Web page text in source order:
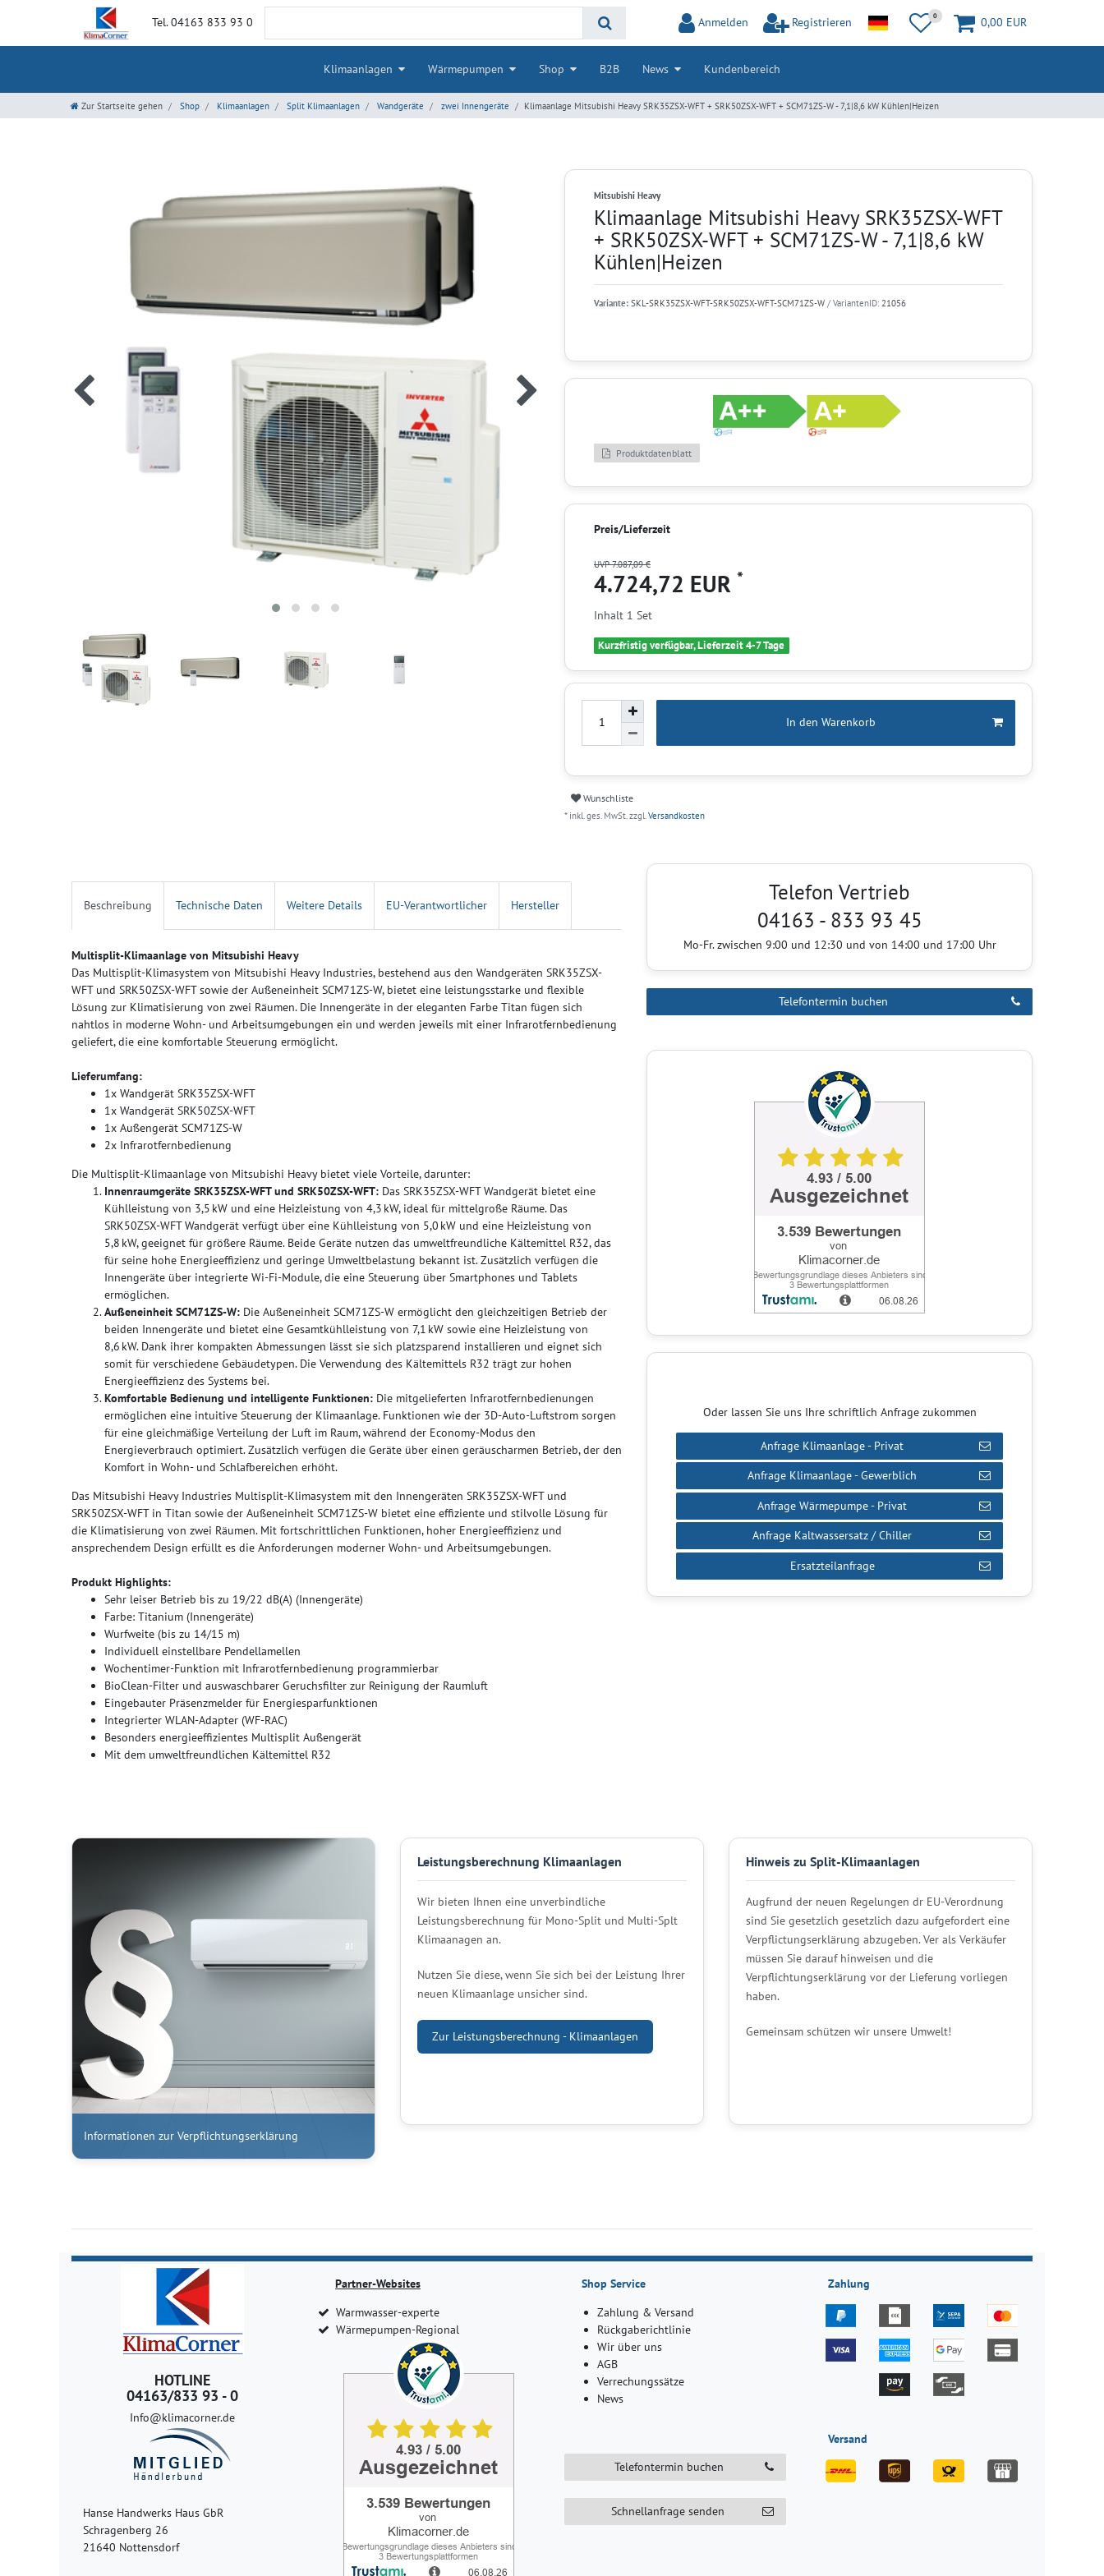
Tel. 04163 833 93 0 Anmelden Registrieren 0 0,00 EUR
Klimaanlagen Wärmepumpen Shop B2B News Kundenbereich
Zur Startseite gehen Shop Klimaanlagen Split Klimaanlagen Wandgeräte zwei Innengeräte Klimaanlage Mitsubishi Heavy SRK35ZSX-WFT + SRK50ZSX-WFT + SCM71ZS-W - 7,1|8,6 kW Kühlen|Heizen
Mitsubishi Heavy
Klimaanlage Mitsubishi Heavy SRK35ZSX-WFT
+ SRK50ZSX-WFT + SCM71ZS-W - 7,1|8,6 kW
Kühlen|Heizen
Variante: SKL-SRK35ZSX-WFT-SRK50ZSX-WFT-SCM71ZS-W / VariantenID: 21056
Produktdatenblatt
Preis/Lieferzeit
UVP 7.087,09 €
4.724,72 EUR *
Inhalt 1 Set
Kurzfristig verfügbar, Lieferzeit 4-7 Tage
In den Warenkorb
Wunschliste
* inkl. ges. MwSt. zzgl. Versandkosten
Beschreibung Technische Daten Weitere Details EU-Verantwortlicher Hersteller
Multisplit-Klimaanlage von Mitsubishi Heavy
Das Multisplit-Klimasystem von Mitsubishi Heavy Industries, bestehend aus den Wandgeräten SRK35ZSX-
WFT und SRK50ZSX-WFT sowie der Außeneinheit SCM71ZS-W, bietet eine leistungsstarke und flexible
Lösung zur Klimatisierung von zwei Räumen. Die Innengeräte in der eleganten Farbe Titan fügen sich
nahtlos in moderne Wohn- und Arbeitsumgebungen ein und werden jeweils mit einer Infrarotfernbedienung
geliefert, die eine komfortable Steuerung ermöglicht.
Lieferumfang:
1x Wandgerät SRK35ZSX-WFT
1x Wandgerät SRK50ZSX-WFT
1x Außengerät SCM71ZS-W
2x Infrarotfernbedienung
Die Multisplit-Klimaanlage von Mitsubishi Heavy bietet viele Vorteile, darunter:
Innenraumgeräte SRK35ZSX-WFT und SRK50ZSX-WFT: Das SRK35ZSX-WFT Wandgerät bietet eine
Kühlleistung von 3,5 kW und eine Heizleistung von 4,3 kW, ideal für mittelgroße Räume. Das
SRK50ZSX-WFT Wandgerät verfügt über eine Kühlleistung von 5,0 kW und eine Heizleistung von
5,8 kW, geeignet für größere Räume. Beide Geräte nutzen das umweltfreundliche Kältemittel R32, das
für seine hohe Energieeffizienz und geringe Umweltbelastung bekannt ist. Zusätzlich verfügen die
Innengeräte über integrierte Wi-Fi-Module, die eine Steuerung über Smartphones und Tablets
ermöglichen.
Außeneinheit SCM71ZS-W: Die Außeneinheit SCM71ZS-W ermöglicht den gleichzeitigen Betrieb der
beiden Innengeräte und bietet eine Gesamtkühlleistung von 7,1 kW sowie eine Heizleistung von
8,6 kW. Dank ihrer kompakten Abmessungen lässt sie sich platzsparend installieren und eignet sich
somit für verschiedene Gebäudetypen. Die Verwendung des Kältemittels R32 trägt zur hohen
Energieeffizienz des Systems bei.
Komfortable Bedienung und intelligente Funktionen: Die mitgelieferten Infrarotfernbedienungen
ermöglichen eine intuitive Steuerung der Klimaanlage. Funktionen wie der 3D-Auto-Luftstrom sorgen
für eine gleichmäßige Verteilung der Luft im Raum, während der Economy-Modus den
Energieverbrauch optimiert. Zusätzlich verfügen die Geräte über einen geräuscharmen Betrieb, der den
Komfort in Wohn- und Schlafbereichen erhöht.
Das Mitsubishi Heavy Industries Multisplit-Klimasystem mit den Innengeräten SRK35ZSX-WFT und
SRK50ZSX-WFT in Titan sowie der Außeneinheit SCM71ZS-W bietet eine effiziente und stilvolle Lösung für
die Klimatisierung von zwei Räumen. Mit fortschrittlichen Funktionen, hoher Energieeffizienz und
ansprechendem Design erfüllt es die Anforderungen moderner Wohn- und Arbeitsumgebungen.
Produkt Highlights:
Sehr leiser Betrieb bis zu 19/22 dB(A) (Innengeräte)
Farbe: Titanium (Innengeräte)
Wurfweite (bis zu 14/15 m)
Individuell einstellbare Pendellamellen
Wochentimer-Funktion mit Infrarotfernbedienung programmierbar
BioClean-Filter und auswaschbarer Geruchsfilter zur Reinigung der Raumluft
Eingebauter Präsenzmelder für Energiesparfunktionen
Integrierter WLAN-Adapter (WF-RAC)
Besonders energieeffizientes Multisplit Außengerät
Mit dem umweltfreundlichen Kältemittel R32
Telefon Vertrieb
04163 - 833 93 45
Mo-Fr. zwischen 9:00 und 12:30 und von 14:00 und 17:00 Uhr
Telefontermin buchen
Oder lassen Sie uns Ihre schriftlich Anfrage zukommen
Anfrage Klimaanlage - Privat
Anfrage Klimaanlage - Gewerblich
Anfrage Wärmepumpe - Privat
Anfrage Kaltwassersatz / Chiller
Ersatzteilanfrage
Informationen zur Verpflichtungserklärung
Leistungsberechnung Klimaanlagen
Wir bieten Ihnen eine unverbindliche
Leistungsberechnung für Mono-Split und Multi-Splt
Klimaanagen an.
Nutzen Sie diese, wenn Sie sich bei der Leistung Ihrer
neuen Klimaanlage unsicher sind.
Zur Leistungsberechnung - Klimaanlagen
Hinweis zu Split-Klimaanlagen
Augfrund der neuen Regelungen dr EU-Verordnung
sind Sie gesetzlich gesetzlich dazu aufgefordert eine
Verpflictungserklärung abzugeben. Ver als Verkäufer
müssen Sie darauf hinweisen und die
Verpflichtungserklärung vor der Lieferung vorliegen
haben.
Gemeinsam schützen wir unsere Umwelt!
HOTLINE
04163/833 93 - 0
Info@klimacorner.de
Hanse Handwerks Haus GbR
Schragenberg 26
21640 Nottensdorf
Partner-Websites
Warmwasser-experte
Wärmepumpen-Regional
Shop Service
Zahlung & Versand
Rückgaberichtlinie
Wir über uns
AGB
Verrechungssätze
News
Telefontermin buchen
Schnellanfrage senden
Zahlung
Versand